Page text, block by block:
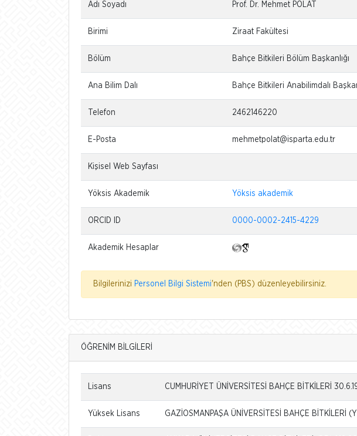
Adı Soyadı Prof. Dr. Mehmet POLAT
Birimi Ziraat Fakültesi
Bölüm Bahçe Bitkileri Bölüm Başkanlığı
Ana Bilim Dalı Bahçe Bitkileri Anabilimdalı
Telefon 2462146220
E-Posta mehmetpolat@isparta.edu.tr
Kişisel Web Sayfası
Yöksis Akademik Yöksis akademik
ORCID ID 0000-0002-2415-4229
Akademik Hesaplar
Bilgilerinizi Personel Bilgi Sistemi'nden (PBS) düzenleyebilirsiniz.
ÖĞRENİM BİLGİLERİ
Lisans CUMHURİYET ÜNİVERSİTESİ BAHÇE BİTKİLERİ
Yüksek Lisans GAZİOSMANPAŞA ÜNİVERSİTESİ BAHÇE BİTKİLERİ